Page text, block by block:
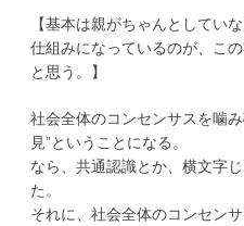
【基本は親がちゃんとしてい
仕組みになっているのが、こ
と思う。】
社会全体のコンセンサスを噛
見”ということになる。
なら、共通認識とか、横文字
た。
それに、社会全体のコンセン